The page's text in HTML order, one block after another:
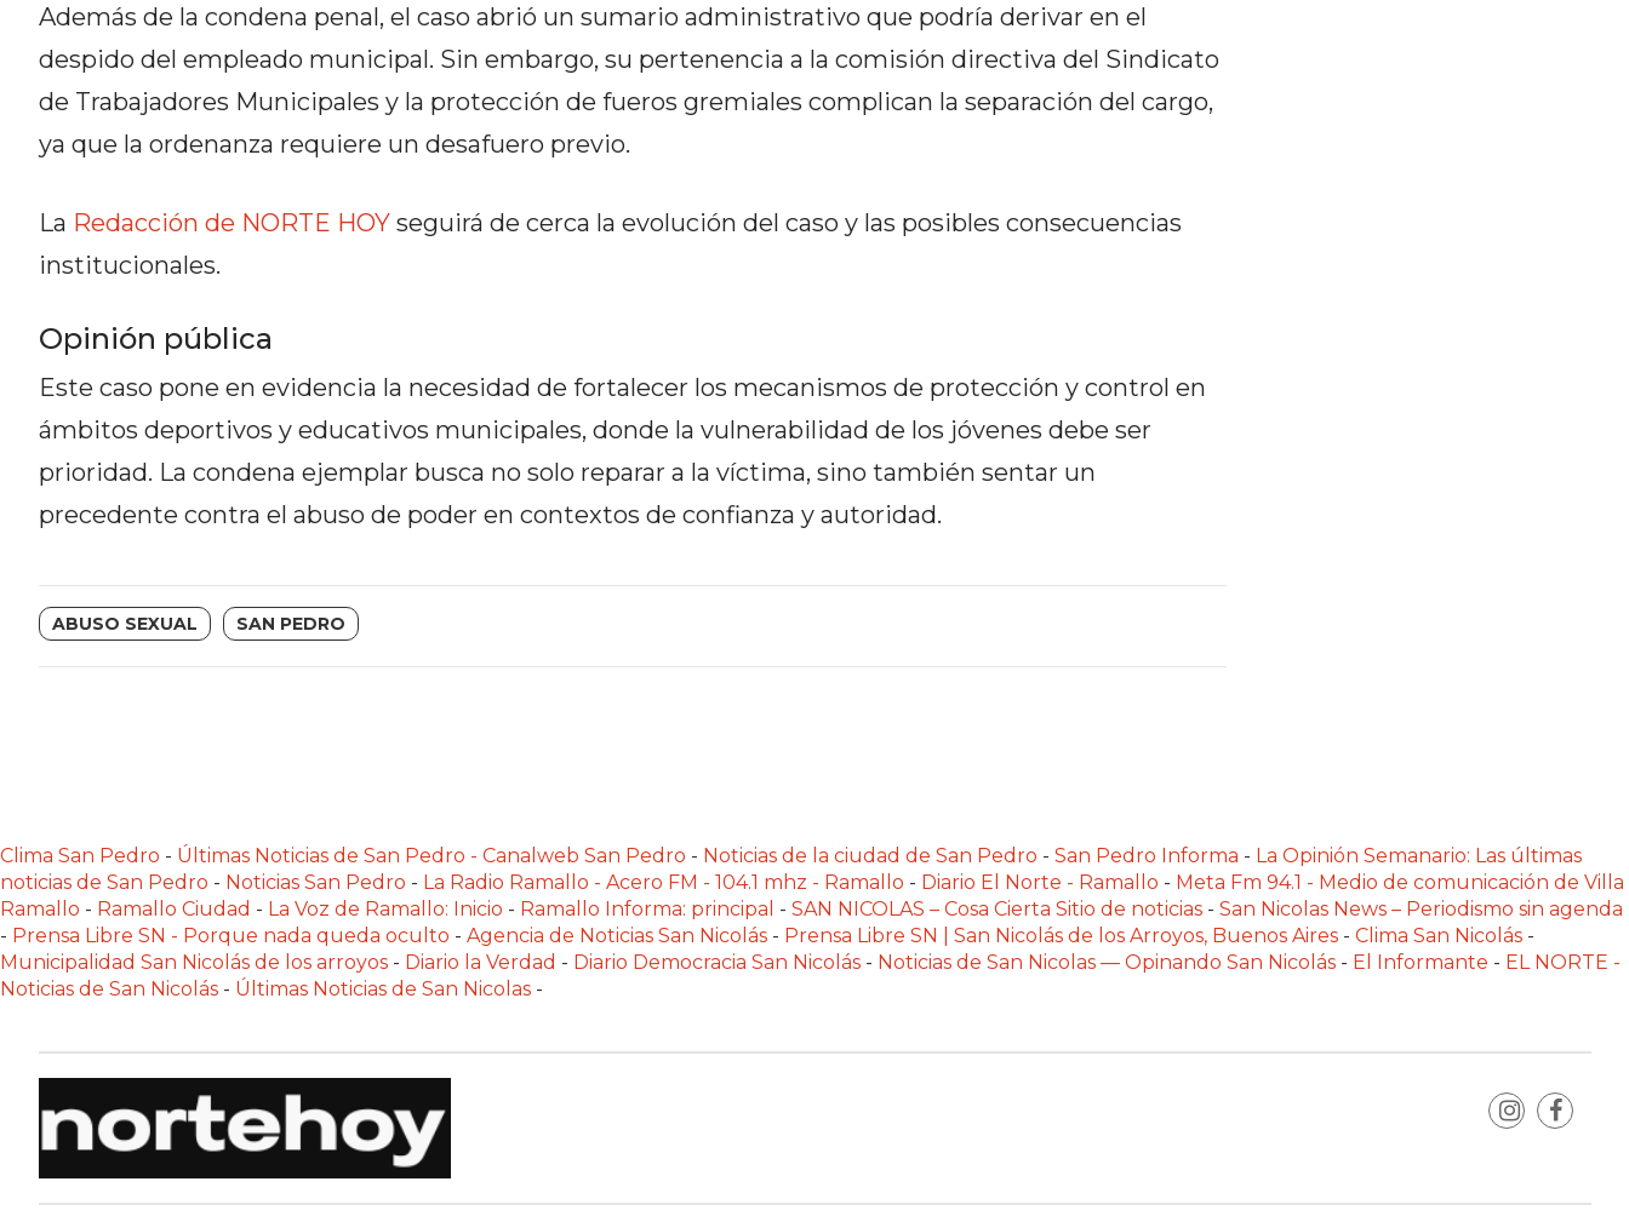
SALTO
ZÁRATE
NOTICIAS
ZÁRATE
NOTICIAS
EXALTACIÓN
DE
CRUZ
COLÓN
(BUENOS
MEJOR
GIMNASIO
DE
SUPLEMENTOS
DEPORTIVOS
EN
PERGAMINO
SUPLEMENTOS
EN
LOS
MEJORES
PRECIOS
Además de la condena penal, el caso abrió un sumario administrativo que podría derivar en el
despido del empleado municipal. Sin embargo, su pertenencia a la comisión directiva del Sindicato
de Trabajadores Municipales y la protección de fueros gremiales complican la separación del cargo,
ya que la ordenanza requiere un desafuero previo.
La Redacción de NORTE HOYseguirá de cerca la evolución del caso y las posibles consecuencias
institucionales.
Opinión pública
Este caso pone en evidencia la necesidad de fortalecer los mecanismos de protección y control en
ámbitos deportivos y educativos municipales, donde la vulnerabilidad de los jóvenes debe ser
prioridad. La condena ejemplar busca no solo reparar a la víctima, sino también sentar un
precedente contra el abuso de poder en contextos de confianza y autoridad.
ABUSO SEXUAL SAN PEDRO
Clima San Pedro - Últimas Noticias de San Pedro - Canalweb San Pedro - Noticias de la ciudad de San Pedro - San Pedro Informa - La Opinión Semanario: Las últimas
noticias de San Pedro - Noticias San Pedro - La Radio Ramallo - Acero FM - 104.1 mhz - Ramallo - Diario El Norte - Ramallo - Meta Fm 94.1 - Medio de comunicación de Villa
Ramallo - Ramallo Ciudad - La Voz de Ramallo: Inicio - Ramallo Informa: principal - SAN NICOLAS – Cosa Cierta Sitio de noticias - San Nicolas News – Periodismo sin agenda
- Prensa Libre SN - Porque nada queda oculto - Agencia de Noticias San Nicolás - Prensa Libre SN | San Nicolás de los Arroyos, Buenos Aires - Clima San Nicolás -
Municipalidad San Nicolás de los arroyos - Diario la Verdad - Diario Democracia San Nicolás - Noticias de San Nicolas — Opinando San Nicolás - El Informante - EL NORTE -
Noticias de San Nicolás - Últimas Noticias de San Nicolas -